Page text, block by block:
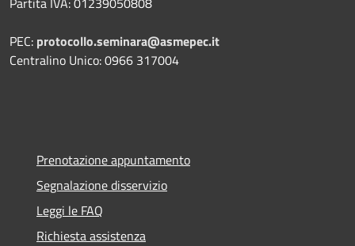
PEC: protocollo.seminara@asmepec.it
Centralino Unico: 0966 317004
Prenotazione appuntamento
Segnalazione disservizio
Leggi le FAQ
Richiesta assistenza